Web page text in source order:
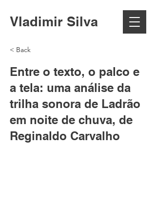
Vladimir Silva
< Back
Entre o texto, o palco e
a tela: uma análise da
trilha sonora de Ladrão
em noite de chuva, de
Reginaldo Carvalho